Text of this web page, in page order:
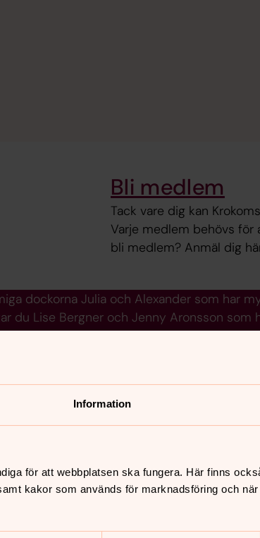
Information
för att webbplatsen ska fungera. Här finns
kakor som används för marknadsföring och
Bli medlem
Tack vare dig kan
Varje medlem behövs
bli medlem? Anmäl dig
dockorna Julia och Alexander som har
du Lise Bergner och Jenny Aronsson som